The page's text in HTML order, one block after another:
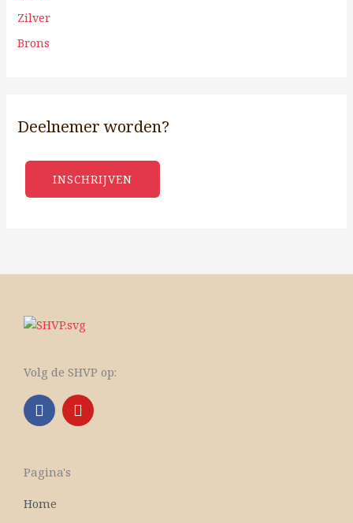
Zilver
Brons
Deelnemer worden?
INSCHRIJVEN
Volg de SHVP op:
F
a
c
b
o
k
Y
o
u
Pagina's
Home